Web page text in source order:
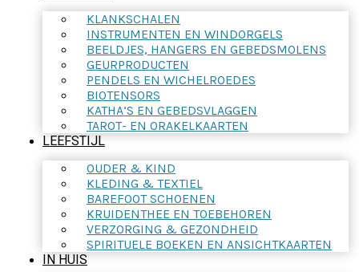
KLANKSCHALEN
INSTRUMENTEN EN WINDORGELS
BEELDJES, HANGERS EN GEBEDSMOLENS
GEURPRODUCTEN
PENDELS EN WICHELROEDES
BIOTENSORS
KATHA’S EN GEBEDSVLAGGEN
TAROT- EN ORAKELKAARTEN
LEEFSTIJL
OUDER & KIND
KLEDING & TEXTIEL
BAREFOOT SCHOENEN
KRUIDENTHEE EN TOEBEHOREN
VERZORGING & GEZONDHEID
SPIRITUELE BOEKEN EN ANSICHTKAARTEN
IN HUIS